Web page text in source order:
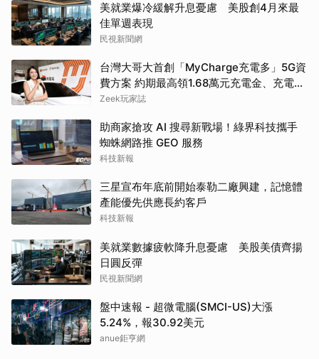
美就業爆冷緩解升息憂慮 美股創4月來最
佳單週表現
民視新聞網
台灣大哥大首創「MyCharge充電多」5G資
費方案 約期最高領1.68萬元充電金、充電最
高89折
Zeek玩家誌
助商家搶攻 AI 搜尋新戰場！綠界科技攜手
蜘蛛網路推 GEO 服務
科技新報
三星宣布年底前開始泰勒二廠興建，記憶體
產能優先供應長約客戶
科技新報
美就業數據疲軟降升息憂慮 美股美債齊揚
日圓反彈
民視新聞網
盤中速報 - 超微電腦(SMCI-US)大漲
5.24%，報30.92美元
anue鉅亨網